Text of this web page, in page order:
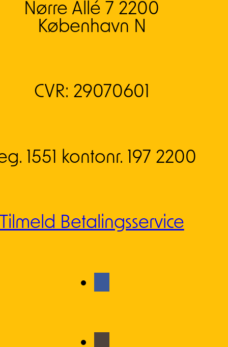
Nørre Allé 7 2200
København N
CVR: 29070601
1551 kontonr. 197 2200
Betalingsservice